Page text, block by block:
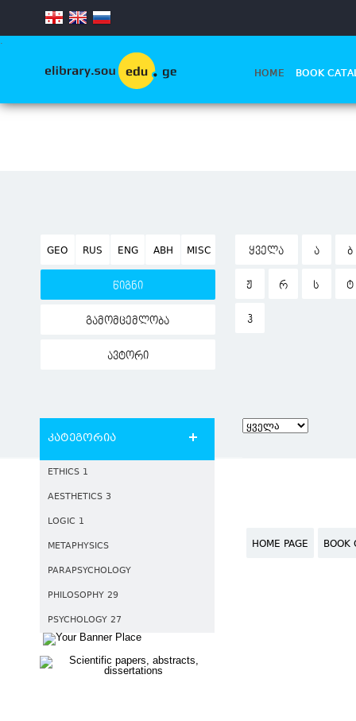
.
HOME BOOK
GEO RUS ENG ABH MISC
წიგნი
გამომცემლობა
ავტორი
ᲧᲕᲔᲚᲐ Ა Ბ
Ჟ Რ Ს Ტ
Ჰ
კატეგორია
ETHICS 1
AESTHETICS 3
LOGIC 1
METAPHYSICS
PARAPSYCHOLOGY
PHILOSOPHY 29
PSYCHOLOGY 27
HOME PAGE BOOK